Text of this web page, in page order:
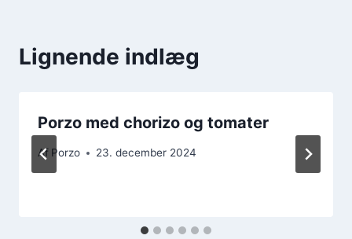
Lignende indlæg
Porzo med chorizo og tomater
Af Porzo 23. december 2024